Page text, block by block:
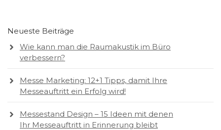
Neueste Beiträge
Wie kann man die Raumakustik im Büro
verbessern?
Messe Marketing: 12+1 Tipps, damit Ihre
Messeauftritt ein Erfolg wird!
Messestand Design – 15 Ideen mit denen
Ihr Messeauftritt in Erinnerung bleibt